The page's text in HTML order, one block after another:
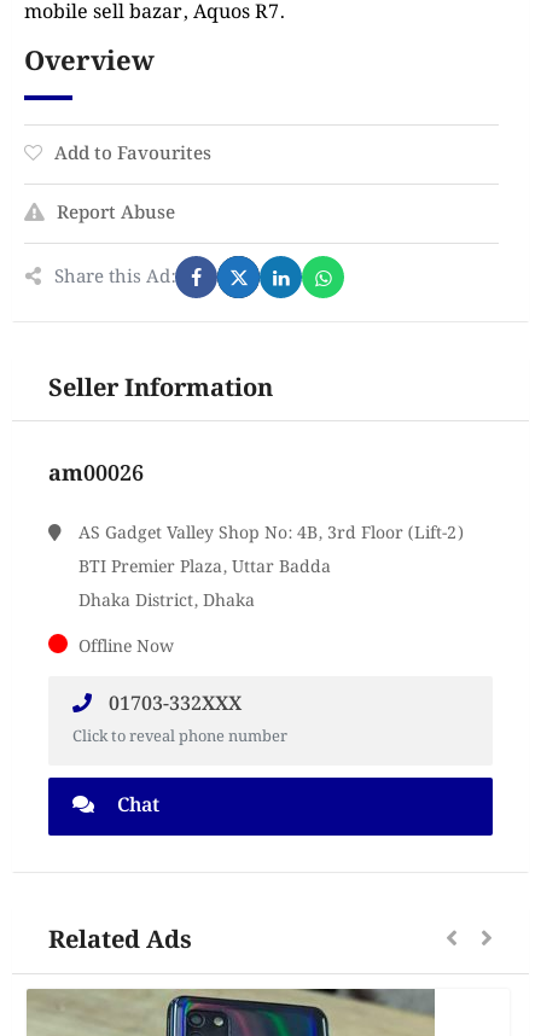
mobile sell bazar, Aquos R7.
Overview
Add to Favourites
Report Abuse
Share this Ad:
Seller Information
am00026
AS Gadget Valley Shop No: 4B, 3rd Floor (Lift-2)
BTI Premier Plaza, Uttar Badda
Dhaka District, Dhaka
Offline Now
01703-332XXX
Click to reveal phone number
Chat
Related Ads